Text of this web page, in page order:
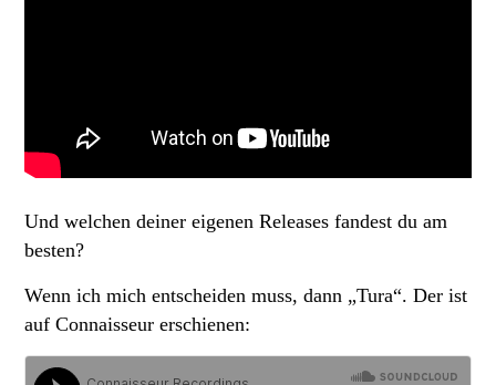
Und welchen deiner eigenen Releases fandest du am
besten?
Wenn ich mich entscheiden muss, dann „Tura“. Der ist
auf Connaisseur erschienen: